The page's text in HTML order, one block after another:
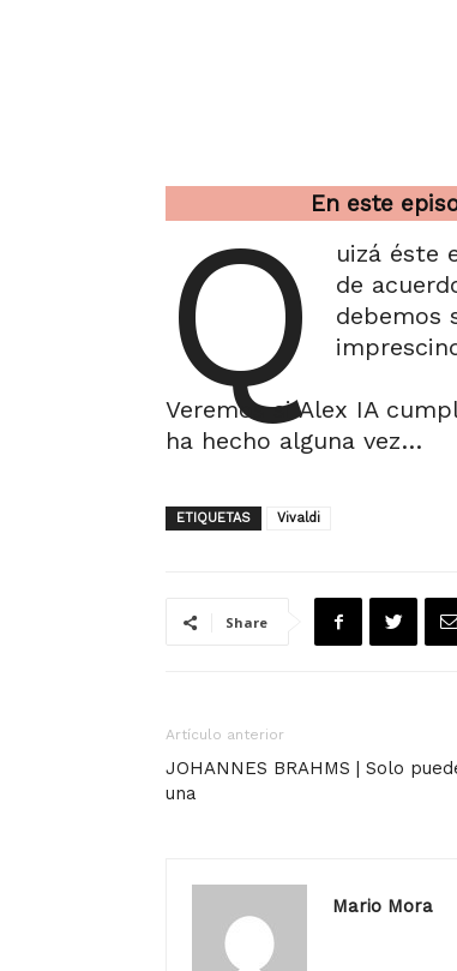
En este
Q
uizá éste
de
debemos
Veremos si Alex IA
ha hecho alguna vez…
ETIQUETAS Vivaldi
Share
Artículo anterior
JOHANNES BRAHMS | Solo
una
Mario Mora